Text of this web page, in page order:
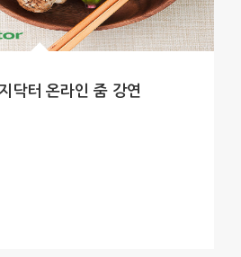
닥터 온라인 줌 강연